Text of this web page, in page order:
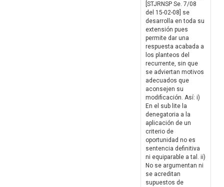
[STJRNSP Se. 7/08
del 15-02-08] se
desarrolla en toda su
extensión pues
permite dar una
respuesta acabada a
los planteos del
recurrente, sin que
se adviertan motivos
adecuados que
aconsejen su
modificación. Así: i)
En el sub lite la
denegatoria a la
aplicación de un
criterio de
oportunidad no es
sentencia definitiva
ni equiparable a tal. ii)
No se argumentan ni
se acreditan
supuestos de